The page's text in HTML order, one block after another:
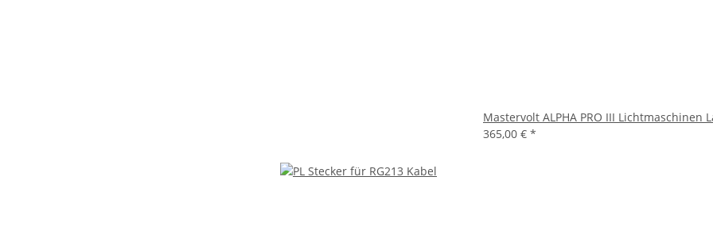
Mastervolt ALPHA PRO III Lichtmaschinen
365,00 € *